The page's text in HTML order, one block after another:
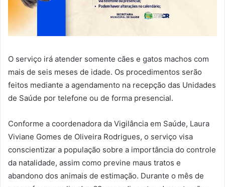
O serviço irá atender somente cães e gatos machos com
mais de seis meses de idade. Os procedimentos serão
feitos mediante a agendamento na recepção das Unidades
de Saúde por telefone ou de forma presencial.
Conforme a coordenadora da Vigilância em Saúde, Laura
Viviane Gomes de Oliveira Rodrigues, o serviço visa
conscientizar a população sobre a importância do controle
da natalidade, assim como previne maus tratos e
abandono dos animais de estimação. Durante o mês de